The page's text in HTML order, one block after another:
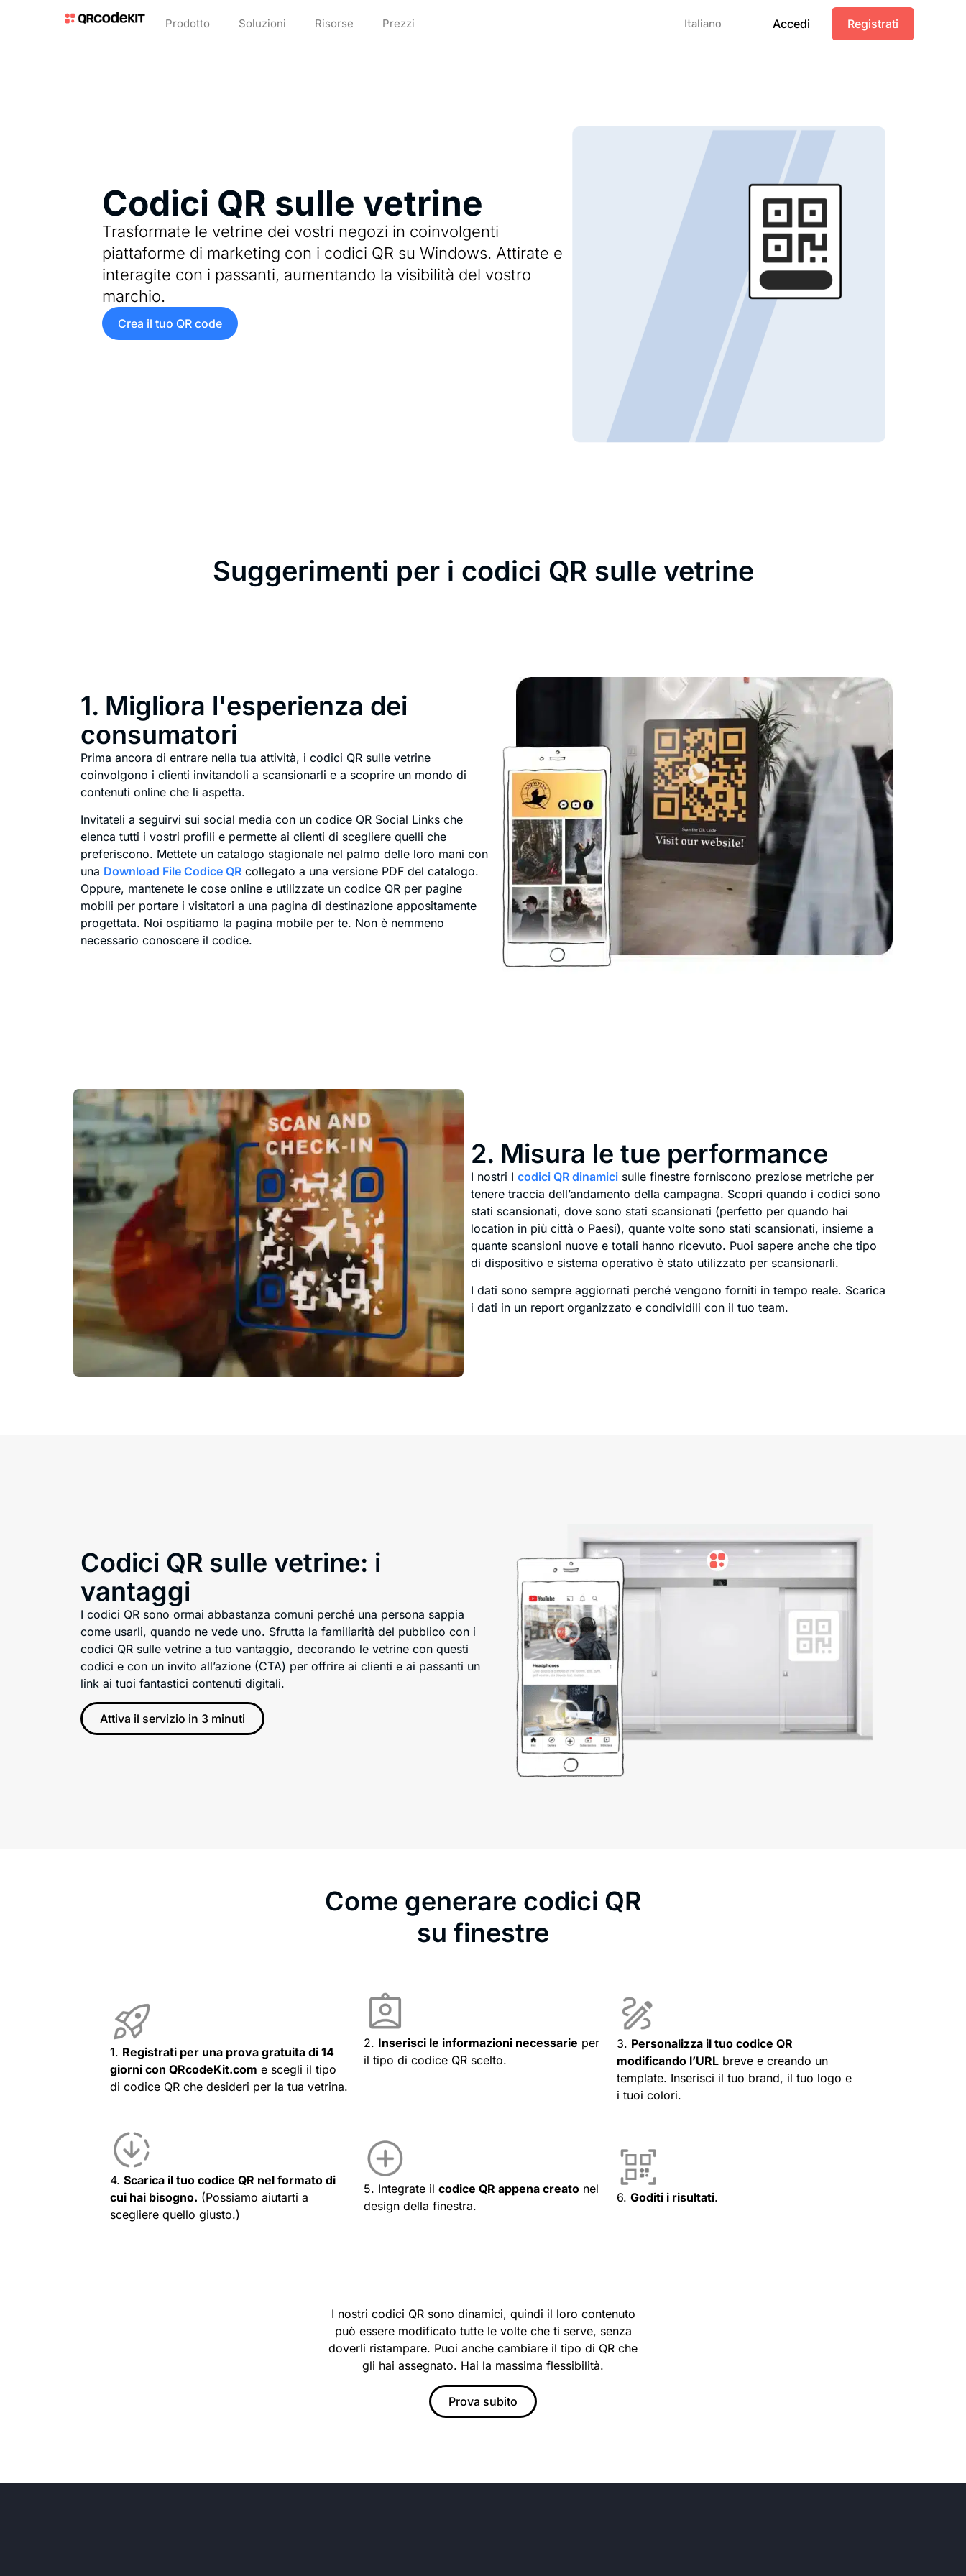
Prodotto Soluzioni Risorse Prezzi Italiano Accedi Registrati
Codici QR sulle vetrine
Trasformate le vetrine dei vostri negozi in coinvolgenti
piattaforme di marketing con i codici QR su Windows. Attirate e
interagite con i passanti, aumentando la visibilità del vostro
marchio.
Crea il tuo QR code
Suggerimenti per i codici QR sulle vetrine
1. Migliora l'esperienza dei
consumatori
Prima ancora di entrare nella tua attività, i codici QR sulle vetrine
coinvolgono i clienti invitandoli a scansionarli e a scoprire un mondo di
contenuti online che li aspetta.
Invitateli a seguirvi sui social media con un codice QR Social Links che
elenca tutti i vostri profili e permette ai clienti di scegliere quelli che
preferiscono. Mettete un catalogo stagionale nel palmo delle loro mani con
una Download File Codice QR collegato a una versione PDF del catalogo.
Oppure, mantenete le cose online e utilizzate un codice QR per pagine
mobili per portare i visitatori a una pagina di destinazione appositamente
progettata. Noi ospitiamo la pagina mobile per te. Non è nemmeno
necessario conoscere il codice.
2. Misura le tue performance
I nostri I codici QR dinamicisulle finestre forniscono preziose metriche per
tenere traccia dell’andamento della campagna. Scopri quando i codici sono
stati scansionati, dove sono stati scansionati (perfetto per quando hai
location in più città o Paesi), quante volte sono stati scansionati, insieme a
quante scansioni nuove e totali hanno ricevuto. Puoi sapere anche che tipo
di dispositivo e sistema operativo è stato utilizzato per scansionarli.
I dati sono sempre aggiornati perché vengono forniti in tempo reale. Scarica
i dati in un report organizzato e condividili con il tuo team.
Codici QR sulle vetrine: i
vantaggi
I codici QR sono ormai abbastanza comuni perché una persona sappia
come usarli, quando ne vede uno. Sfrutta la familiarità del pubblico con i
codici QR sulle vetrine a tuo vantaggio, decorando le vetrine con questi
codici e con un invito all’azione (CTA) per offrire ai clienti e ai passanti un
link ai tuoi fantastici contenuti digitali.
Attiva il servizio in 3 minuti
Come generare codici QR
su finestre
1. Registrati per una prova gratuita di 14
giorni con QRcodeKit.com e scegli il tipo
di codice QR che desideri per la tua vetrina.
2. Inserisci le informazioni necessarie per
il tipo di codice QR scelto.
3. Personalizza il tuo codice QR
modificando l’URL breve e creando un
template. Inserisci il tuo brand, il tuo logo e
i tuoi colori.
4.Scarica il tuo codice QR nel formato di
cui hai bisogno. (Possiamo aiutarti a
scegliere quello giusto.)
5. Integrate il codice QR appena creatonel
design della finestra.
6.Goditi i risultati.
I nostri codici QR sono dinamici, quindi il loro contenuto
può essere modificato tutte le volte che ti serve, senza
doverli ristampare. Puoi anche cambiare il tipo di QR che
gli hai assegnato. Hai la massima flessibilità.
Prova subito